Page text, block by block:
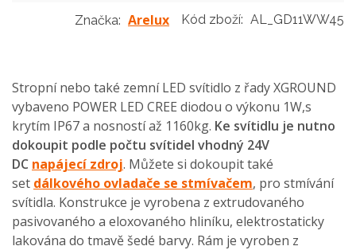
Značka: Arelux Kód zboží: AL_GD11WW45
Stropní nebo také zemní LED svítidlo z řady XGROUND
vybaveno POWER LED CREE diodou o výkonu 1W,s
krytím IP67 a nosností až 1160kg. Ke svítidlu je nutno
dokoupit podle počtu svítidel vhodný 24V
DC napájecí zdroj. Můžete si dokoupit také
set dálkového ovladače se stmívačem, pro stmívání
svítidla. Konstrukce je vyrobena z extrudovaného
pasivovaného a eloxovaného hliníku, elektrostaticky
lakována do tmavě šedé barvy. Rám je vyroben z